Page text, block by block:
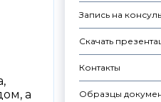
Запись на
Скачать
Контакты
Образцы
а